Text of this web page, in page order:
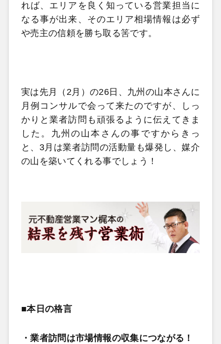
れば、エリアを良く知っている営業担当に
なる事が出来、そのエリア相場情報は必ず
や売主の信頼を勝ち取る筈です。
実は先月（2月）の26日、九州の山本さんに
月例コンサルで会って来たのですが、しっ
かりと業者訪問も頑張るように伝えてきま
した。九州の山本さんの事ですからきっ
と、3月は業者訪問の活動量も爆発し、媒介
の山を築いてくれる事でしょう！
■本日の格言
・業者訪問は市場情報の収集につながる！